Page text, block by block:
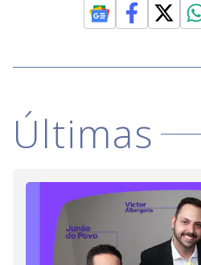
Últimas